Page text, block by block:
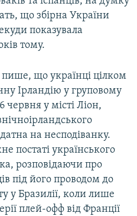
що збірна України
показувала
тому.
що українці цілком
Ірландію у груповому
червня у місті Ліон,
на несподіванку.
постаті українського
розповідаючи про
під його проводом до
у Бразилії, коли лише
плей-офф від Франції